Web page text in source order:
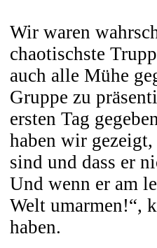
Wir waren
chaotischste
auch alle Mühe
Gruppe zu
ersten Tag
haben wir
sind und dass er
Und wenn er am
Welt umarmen!“,
haben.